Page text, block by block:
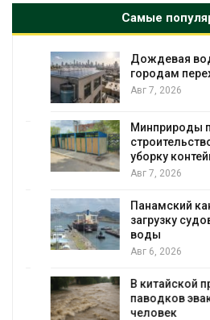
Самые
Дождевая вода
городам
Авг 7, 2026
Минприроды
строительство
уборку
Авг 7, 2026
Панамский канал
загрузку судов
воды
Авг 6, 2026
В китайской
паводков
человек